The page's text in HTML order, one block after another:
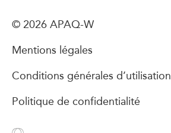
© 2026 APAQ-W
Mentions légales
Conditions générales d’utilisation
Politique de confidentialité